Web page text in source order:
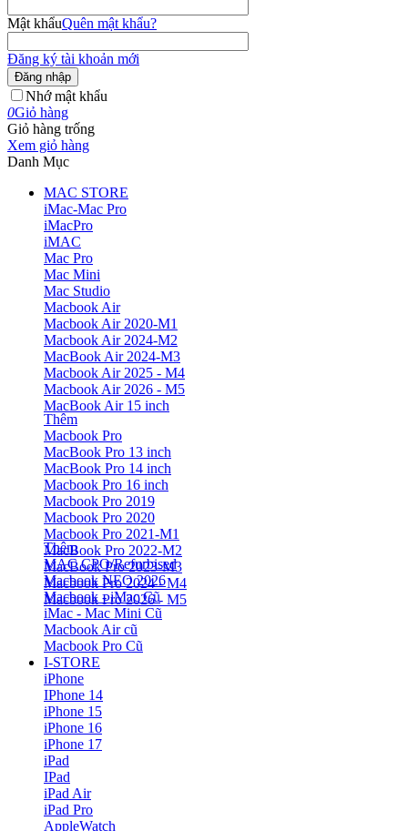
Mật khẩuQuên mật khẩu?
Đăng ký tài khoản mới
Đăng nhập
Nhớ mật khẩu
0Giỏ hàng
Giỏ hàng trống
Xem giỏ hàng
Danh Mục
MAC STORE
iMac-Mac Pro
iMacPro
iMAC
Mac Pro
Mac Mini
Mac Studio
Macbook Air
Macbook Air 2020-M1
Macbook Air 2024-M2
MacBook Air 2024-M3
Macbook Air 2025 - M4
Macbook Air 2026 - M5
MacBook Air 15 inch
Thêm
Macbook Pro
MacBook Pro 13 inch
MacBook Pro 14 inch
Macbook Pro 16 inch
Macbook Pro 2019
Macbook Pro 2020
Macbook Pro 2021-M1
MacBook Pro 2022-M2
MacBook Pro 2023-M3
Macbook Pro 2024 - M4
Macbook Pro 2026 - M5
Thêm
MAC CPO/Refurbised
Macbook NEO 2026
Macbook - iMac Cũ
iMac - Mac Mini Cũ
Macbook Air cũ
Macbook Pro Cũ
I-STORE
iPhone
IPhone 14
iPhone 15
iPhone 16
iPhone 17
iPad
IPad
iPad Air
iPad Pro
AppleWatch